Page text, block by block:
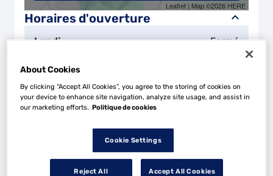
Horaires d'ouverture
Lundi Fermé
Mardi
Mercredi 07:45 - 12:1514:00 - 18:00
Leaflet | Map ©2026 HERE
About Cookies
By clicking “Accept All Cookies”, you agree to the storing of cookies on
your device to enhance site navigation, analyze site usage, and assist in
our marketing efforts. Politique de cookies
Cookie Settings
Reject All Accept All Cookies